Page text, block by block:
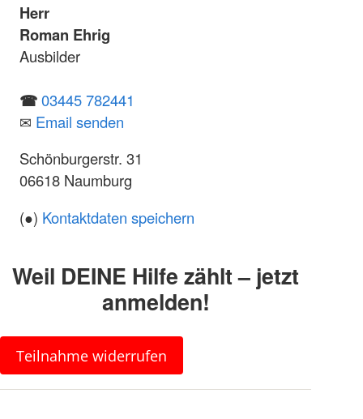
Herr
Roman Ehrig
Ausbilder
☎03445 782441
✉ Email senden
Schönburgerstr. 31
06618 Naumburg
(●) Kontaktdaten speichern
Weil DEINE Hilfe zählt – jetzt
anmelden!
Teilnahme widerrufen